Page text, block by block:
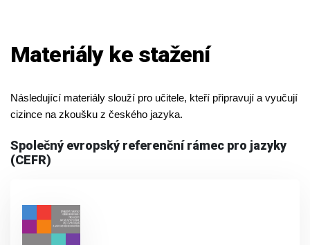
Materiály ke stažení
Následující materiály slouží pro učitele, kteří připravují a vyučují
cizince na zkoušku z českého jazyka.
Společný evropský referenční rámec pro jazyky
(CEFR)